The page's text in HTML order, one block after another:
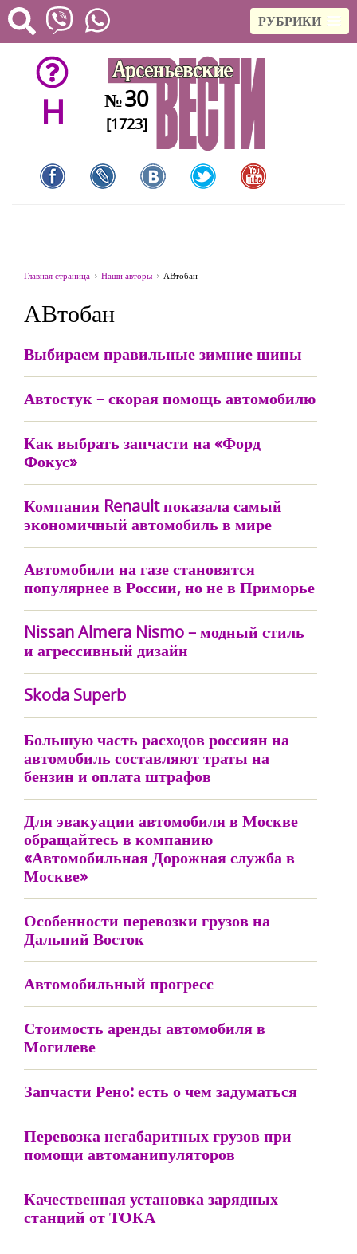
РУБРИКИ
H №30
[1723]
Главная страница Наши авторы АВтобан
АВтобан
Выбираем правильные зимние шины
Автостук – скорая помощь автомобилю
Как выбрать запчасти на «Форд
Фокус»
Компания Renault показала самый
экономичный автомобиль в мире
Автомобили на газе становятся
популярнее в России, но не в Приморье
Nissan Almera Nismo – модный стиль
и агрессивный дизайн
Skoda Superb
Большую часть расходов россиян на
автомобиль составляют траты на
бензин и оплата штрафов
Для эвакуации автомобиля в Москве
обращайтесь в компанию
«Автомобильная Дорожная служба в
Москве»
Особенности перевозки грузов на
Дальний Восток
Автомобильный прогресс
Стоимость аренды автомобиля в
Могилеве
Запчасти Рено: есть о чем задуматься
Перевозка негабаритных грузов при
помощи автоманипуляторов
Качественная установка зарядных
станций от ТОКА